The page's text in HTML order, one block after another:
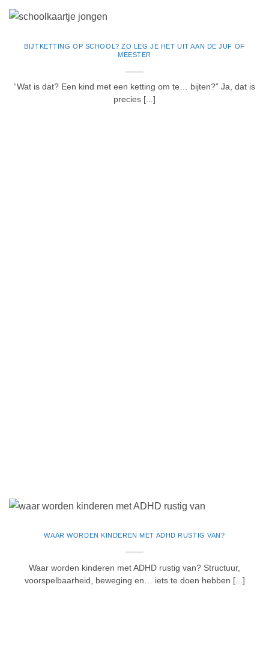
BIJTKETTING OP SCHOOL? ZO LEG JE HET UIT AAN DE JUF OF
MEESTER
“Wat is dat? Een kind met een ketting om te… bijten?” Ja, dat is
precies [...]
WAAR WORDEN KINDEREN MET ADHD RUSTIG VAN?
Waar worden kinderen met ADHD rustig van? Structuur,
voorspelbaarheid, beweging en… iets te doen hebben [...]